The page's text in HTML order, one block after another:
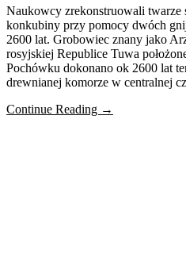
Naukowcy zrekonstruowali twarze
konkubiny przy pomocy dwóch
2600 lat. Grobowiec znany jako
rosyjskiej Republice Tuwa
Pochówku dokonano ok 2600 lat
drewnianej komorze w centralnej
Continue Reading →